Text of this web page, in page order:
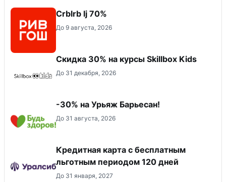
Crblrb lj 70%
До 9 августа, 2026
Скидка 30% на курсы Skillbox Kids
До 31 декабря, 2026
-30% на Урьяж Барьесан!
До 31 августа, 2026
Кредитная карта с бесплатным
льготным периодом 120 дней
До 31 января, 2027